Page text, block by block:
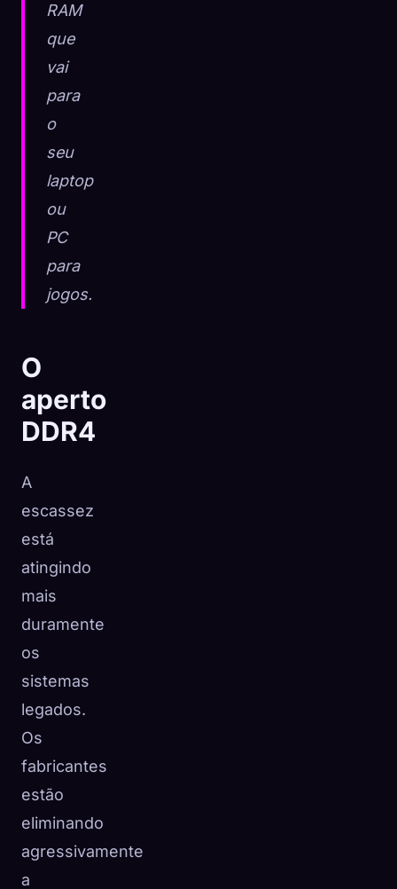
RAM
que
vai
para
o
seu
laptop
ou
PC
para
jogos.
O
aperto
DDR4
A
escassez
está
atingindo
mais
duramente
os
sistemas
legados.
Os
fabricantes
estão
eliminando
agressivamente
a